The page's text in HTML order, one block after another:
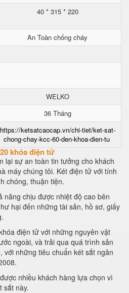
40 * 315 * 220
An Toàn chống cháy
WELKO
36 Tháng
https://ketsatcaocap.vn/chi-tiet/ket-sat-
chong-chay-kcc-60-den-khoa-dien-tu
khóa điện tử
lại sự an toàn tin tưởng cho khách
máy chúng tôi. Két điện tử với tính
chóng, thuận tiện.
năng chịu được nhiệt độ cao bên
hại đến những tài sản, hồ sơ, giấy
điện tử với những nguyên vật
ngoài, và trải qua quá trình sản
với những tiêu chuẩn két sắt ngân
nhiều khách hàng lựa chọn vì
sắt này.